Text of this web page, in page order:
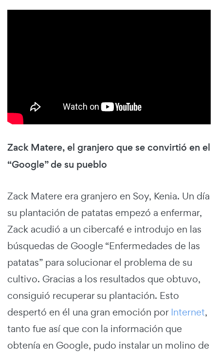
Zack Matere, el granjero que se convirtió en el
“Google” de su pueblo
Zack Matere era granjero en Soy, Kenia. Un día
su plantación de patatas empezó a enfermar,
Zack acudió a un cibercafé e introdujo en las
búsquedas de Google “Enfermedades de las
patatas” para solucionar el problema de su
cultivo. Gracias a los resultados que obtuvo,
consiguió recuperar su plantación. Esto
despertó en él una gran emoción por Internet,
tanto fue así que con la información que
obtenía en Google, pudo instalar un molino de